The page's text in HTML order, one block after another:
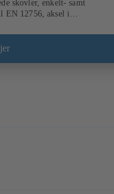
skovler, enkelt- samt
EN 12756, aksel i
og løpehjulet,
Festepunkter i henhold til